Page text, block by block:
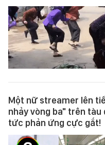
Một nữ streamer lên
nhảy vòng ba" trên tàu
tức phản ứng cực gắt!